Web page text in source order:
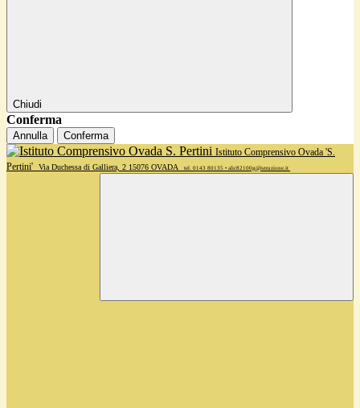
Chiudi
Conferma
Annulla Conferma
Istituto Comprensivo Ovada 'S.
Pertini'
Via Duchessa di Galliera, 2 15076 OVADA tel. 0143 80135 • alic82100g@istruzione.it